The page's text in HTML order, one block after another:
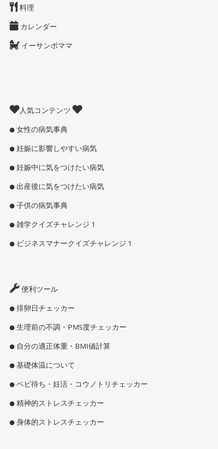
料理
カレンダー
イーサンポママ
人気コンテンツ
女性の病気事典
妊娠に影響しやすい病気
妊娠中に気をつけたい病気
出産後に気をつけたい病気
子供の病気事典
雑学クイズチャレンジ 1
ビジネスマナークイズチャレンジ 1
便利ツール
排卵日チェッカー
生理前の不調・PMS度チェッカー
自分の適正体重・BMI値計算
基礎体温について
ベビ待ち・妊活・コウノトリチェッカー
精神的ストレスチェッカー
身体的ストレスチェッカー